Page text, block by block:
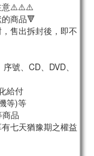
意⚠️⚠️⚠️
商品🔻
售出拆封後，即不
號、CD、DVD、
給付
等)等
品
七天猶豫期之權益